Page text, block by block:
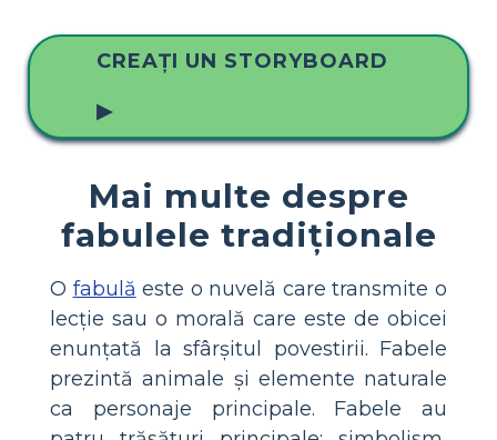
CREAȚI UN STORYBOARD
▶
Mai multe despre
fabulele tradiționale
O fabulă este o nuvelă care transmite o
lecție sau o morală care este de obicei
enunțată la sfârșitul povestirii. Fabele
prezintă animale și elemente naturale
ca personaje principale. Fabele au